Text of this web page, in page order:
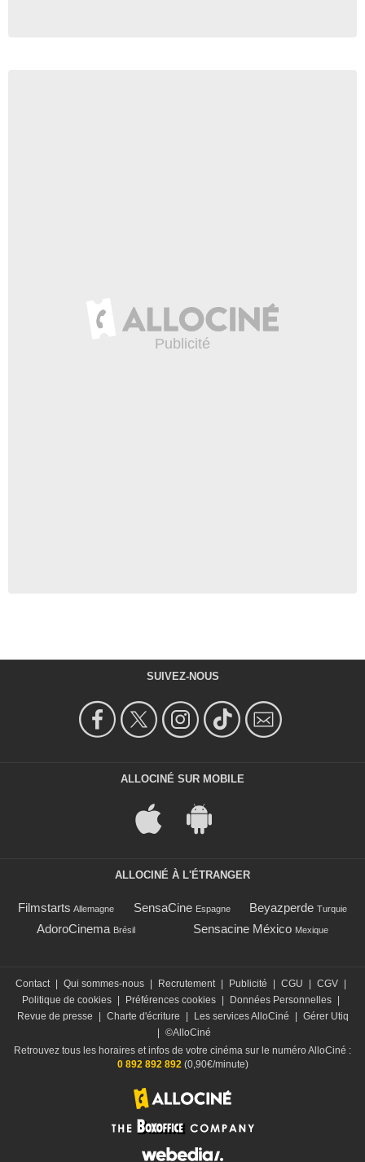
SUIVEZ-NOUS
ALLOCINÉ SUR MOBILE
ALLOCINÉ À L'ÉTRANGER
Filmstarts Allemagne SensaCine Espagne Beyazperde Turquie
AdoroCinema Brésil Sensacine México Mexique
Contact Qui sommes-nous Recrutement Publicité CGU CGV
Politique de cookies
Préférences cookies Données Personnelles
Revue de presse
Charte d'écriture Les services AlloCiné
Gérer Utiq
©AlloCiné
Retrouvez tous les horaires et infos de votre cinéma sur le numéro AlloCiné :
0 892 892 892(0,90€/minute)